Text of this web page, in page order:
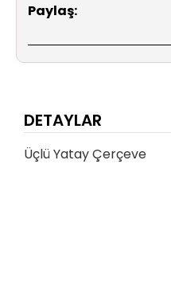
Paylaş:
DETAYLAR
Üçlü Yatay Çerçeve